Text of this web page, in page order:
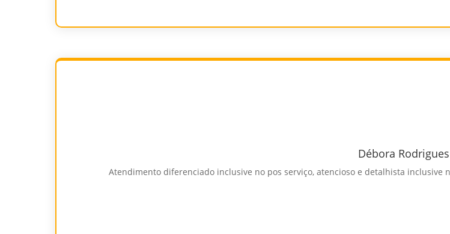
Débora Rodrigues
Atendimento diferenciado inclusive no pos serviço, atencioso e detalhista inclusive